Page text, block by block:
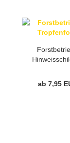
ab 7,95